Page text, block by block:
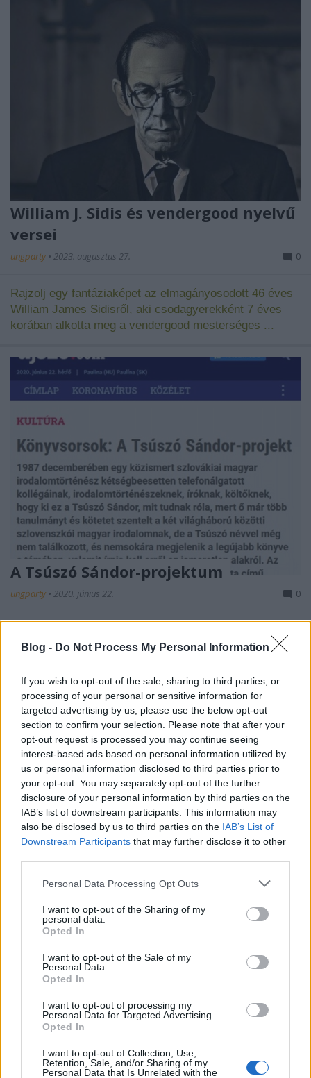
Blog - Do Not Process My Personal Information
If you wish to opt-out of the sale, sharing to third parties, or
processing of your personal or sensitive information for
targeted advertising by us, please use the below opt-out
section to confirm your selection. Please note that after your
opt-out request is processed you may continue seeing
interest-based ads based on personal information utilized by
us or personal information disclosed to third parties prior to
your opt-out. You may separately opt-out of the further
disclosure of your personal information by third parties on the
IAB’s list of downstream participants. This information may
also be disclosed by us to third parties on the IAB’s List of
Downstream Participants that may further disclose it to other
Please note that this website/app uses one or more Google
not limited to your visit or usage behaviour. You may click to
grant or deny consent to Google and its third-party tags to
use your data for below specified purposes in below Google
consent section.
Personal Data Processing Opt Outs
I want to opt-out of the Sharing of my
personal data.
Opted In
I want to opt-out of the Sale of my
Personal Data.
Opted In
I want to opt-out of processing my
Personal Data for Targeted Advertising.
Opted In
I want to opt-out of Collection, Use,
Retention, Sale, and/or Sharing of my
Personal Data that Is Unrelated with the
William J. Sidis és vendergood nyelvű
versei
ungparty • 2023. augusztus 27. 0
Rajzolj egy fantáziaképet az elmagányosodott 46 éves
William James Sidisről, aki csodagyerekként 7 éves
korában alkotta meg a vendergood mesterséges ...
A Tsúszó Sándor-projektum
ungparty • 2020. június 22. 0
tollából:Könyvsorsok: A Tsúszó Sándor-projekt . Az
Új Tsúszó-fotó Bécsből
ungparty•2015. október 01.
Tsúszó Sándornak egy újabb, ma már az
irodalomtörténészek többsége által is hitelesnek
naschmartkti ...